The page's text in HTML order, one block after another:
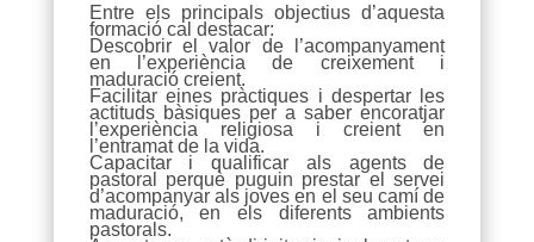
Entre els principals objectius d’aquesta
formació cal destacar:
Descobrir el valor de l’acompanyament
en l’experiència de creixement i
maduració creient.
Facilitar eines pràctiques i despertar les
actituds bàsiques per a saber encoratjar
l’experiència religiosa i creient en
l’entramat de la vida.
Capacitar i qualificar als agents de
pastoral perquè puguin prestar el servei
d’acompanyar als joves en el seu camí de
maduració, en els diferents ambients
pastorals.